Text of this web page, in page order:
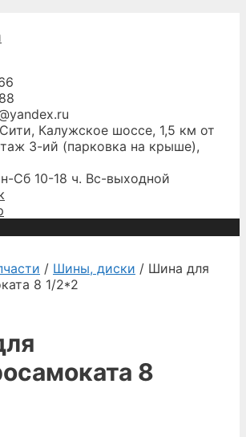
Калужское шоссе, 1,5 км от
3-ий (парковка на крыше),
Сб 10-18 ч. Вс-выходной
/ Шины, диски / Шина для
8 1/2*2
8